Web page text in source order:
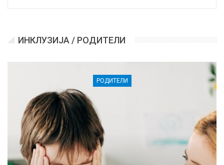
ИНКЛУЗИЈА / РОДИТЕЛИ
РОДИТЕЛИ